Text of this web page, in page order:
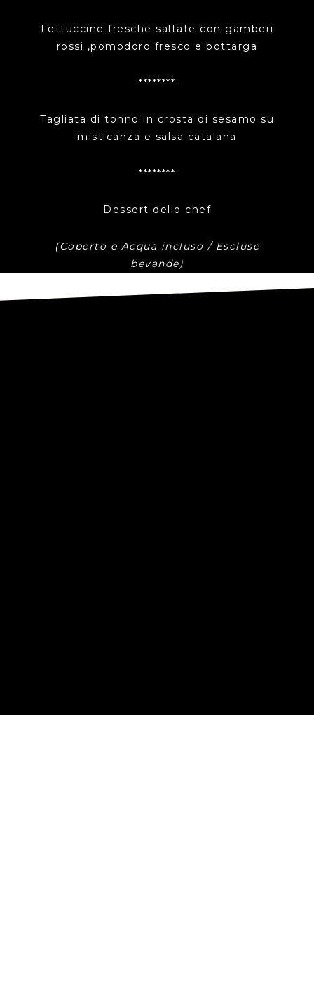
Fettuccine fresche saltate con gamberi
rossi ,pomodoro fresco e bottarga
********
Tagliata di tonno in crosta di sesamo su
misticanza e salsa catalana
********
Dessert dello chef
(Coperto e Acqua incluso / Escluse
bevande)